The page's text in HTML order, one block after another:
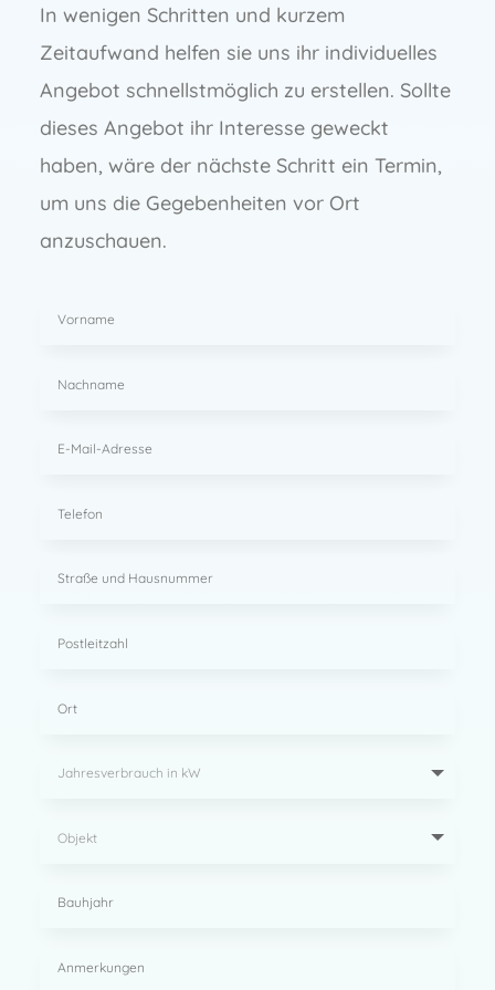
In wenigen Schritten und kurzem
Zeitaufwand helfen sie uns ihr individuelles
Angebot schnellstmöglich zu erstellen. Sollte
dieses Angebot ihr Interesse geweckt
haben, wäre der nächste Schritt ein Termin,
um uns die Gegebenheiten vor Ort
anzuschauen.